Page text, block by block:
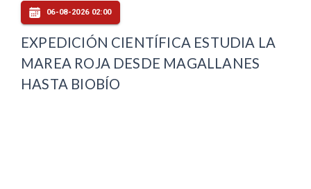
06-08-2026 02:00
EXPEDICIÓN CIENTÍFICA ESTUDIA LA
MAREA ROJA DESDE MAGALLANES
HASTA BIOBÍO